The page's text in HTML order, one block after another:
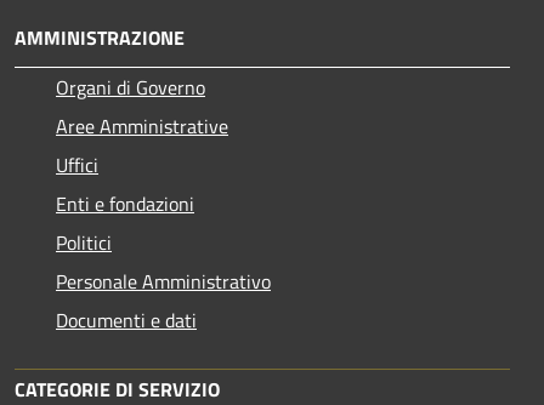
AMMINISTRAZIONE
Organi di Governo
Aree Amministrative
Uffici
Enti e fondazioni
Politici
Personale Amministrativo
Documenti e dati
CATEGORIE DI SERVIZIO